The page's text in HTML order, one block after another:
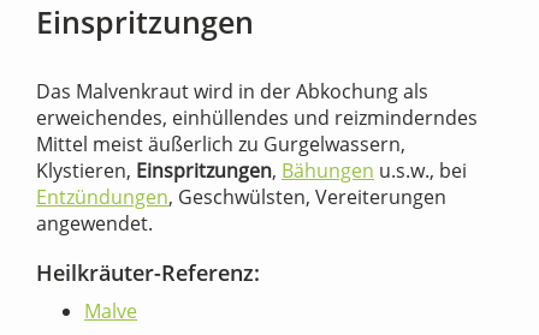
Einspritzungen
Das Malvenkraut wird in der Abkochung als
erweichendes, einhüllendes und reizminderndes
Mittel meist äußerlich zu Gurgelwassern,
Klystieren, Einspritzungen, Bähungen u.s.w., bei
Entzündungen, Geschwülsten, Vereiterungen
angewendet.
Heilkräuter-Referenz:
Malve